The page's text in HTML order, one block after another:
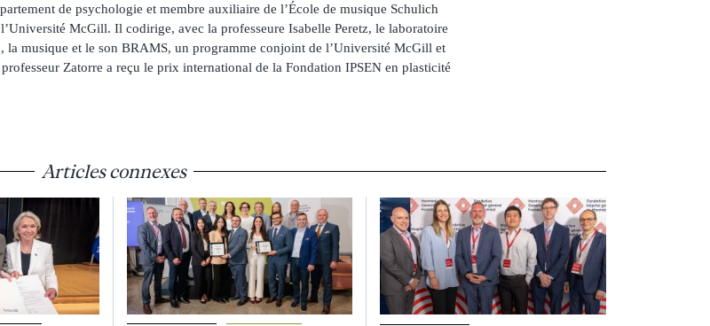
de psychologie et membre auxiliaire de l’École de musique Schulich
McGill. Il codirige, avec la professeure Isabelle Peretz, le laboratoire
la musique et le son BRAMS, un programme conjoint de l’Université McGill et
Zatorre a reçu le prix international de la Fondation IPSEN en plasticité
Articles connexes